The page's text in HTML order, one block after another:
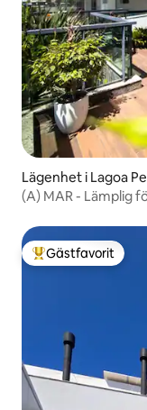
Lägenhet i Lagoa
(A) MAR - Lämplig
Populär gästfavorit
Gästfavorit